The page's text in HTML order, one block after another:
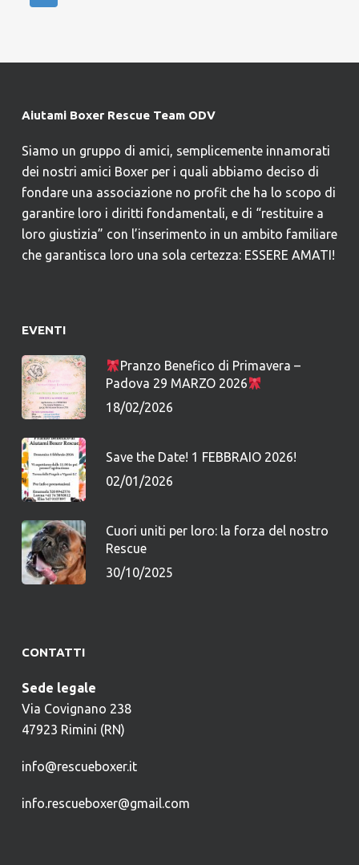
Aiutami Boxer Rescue Team ODV
Siamo un gruppo di amici, semplicemente innamorati
dei nostri amici Boxer per i quali abbiamo deciso di
fondare una associazione no profit che ha lo scopo di
garantire loro i diritti fondamentali, e di “restituire a
loro giustizia” con l’inserimento in un ambito familiare
che garantisca loro una sola certezza: ESSERE AMATI!
EVENTI
Pranzo Benefico di Primavera –
Padova 29 MARZO 2026
18/02/2026
Save the Date! 1 FEBBRAIO 2026!
02/01/2026
Cuori uniti per loro: la forza del nostro
Rescue
30/10/2025
CONTATTI
Sede legale
Via Covignano 238
47923 Rimini (RN)
info@rescueboxer.it
info.rescueboxer@gmail.com